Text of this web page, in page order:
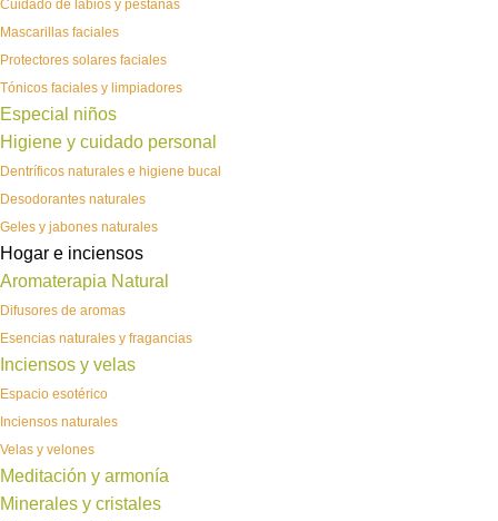
Cuidado de labios y pestañas
Mascarillas faciales
Protectores solares faciales
Tónicos faciales y limpiadores
Especial niños
Higiene y cuidado personal
Dentríficos naturales e higiene bucal
Desodorantes naturales
Geles y jabones naturales
Hogar e inciensos
Aromaterapia Natural
Difusores de aromas
Esencias naturales y fragancias
Inciensos y velas
Espacio esotérico
Inciensos naturales
Velas y velones
Meditación y armonía
Minerales y cristales